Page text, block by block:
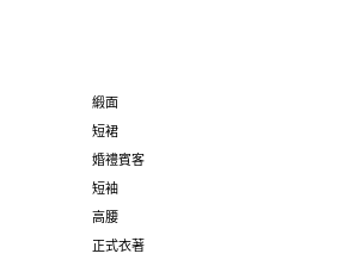
緞面
短裙
婚禮賓客
短袖
高腰
正式衣著